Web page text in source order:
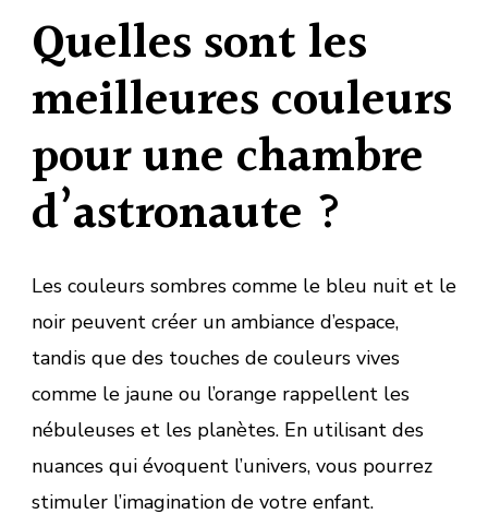
Quelles sont les
meilleures couleurs
pour une chambre
d’astronaute ?
Les couleurs sombres comme le bleu nuit et le
noir peuvent créer un ambiance d’espace,
tandis que des touches de couleurs vives
comme le jaune ou l’orange rappellent les
nébuleuses et les planètes. En utilisant des
nuances qui évoquent l’univers, vous pourrez
stimuler l’imagination de votre enfant.